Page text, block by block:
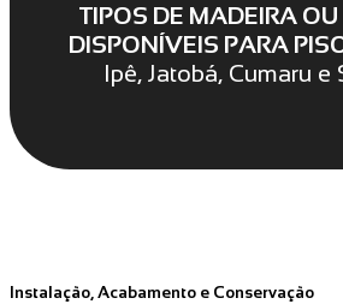
TIPOS DE MADEIRA
DISPONÍVEIS PARA
Ipê, Jatobá, Cumaru e
Instalação, Acabamento e Conservação